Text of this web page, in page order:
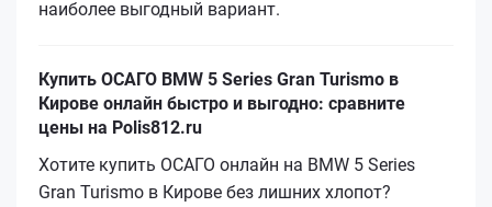
наиболее выгодный вариант.
Купить ОСАГО BMW 5 Series Gran Turismo в
Кирове онлайн быстро и выгодно: сравните
цены на Polis812.ru
Хотите купить ОСАГО онлайн на BMW 5 Series
Gran Turismo в Кирове без лишних хлопот?